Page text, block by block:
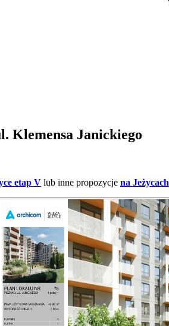
Klemensa Janickiego
etap V lub inne propozycje na Jeżycach